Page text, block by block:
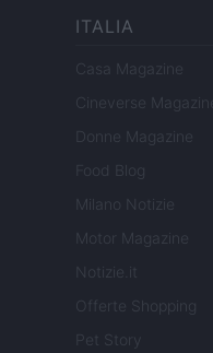
ITALIA
Casa Magazine
Cineverse Magazine
Donne Magazine
Food Blog
Milano Notizie
Motor Magazine
Notizie.it
Offerte Shopping
Pet Story